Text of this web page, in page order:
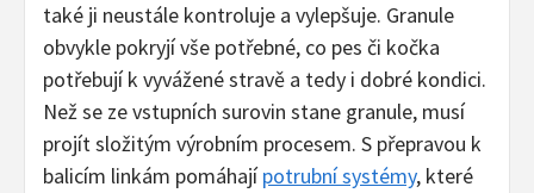
také ji neustále kontroluje a vylepšuje. Granule
obvykle pokryjí vše potřebné, co pes či kočka
potřebují k vyvážené stravě a tedy i dobré kondici.
Než se ze vstupních surovin stane granule, musí
projít složitým výrobním procesem. S přepravou k
balicím linkám pomáhajípotrubní systémy, které